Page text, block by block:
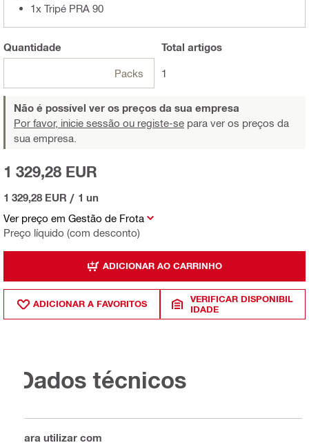
1x Tripé PRA 90
Quantidade
Packs
Total artigos
1
Não é possível ver os preços da sua empresa
Por favor, inicie sessão ou registe-se para ver os preços da
sua empresa.
Ver preço em Gestão de Frota
Preço líquido (com desconto)
1 329,28 EUR
1 329,28 EUR / 1 un
ADICIONAR AO CARRINHO
ADICIONAR A FAVORITOS
VERIFICAR DISPONIBIL
IDADE
Dados técnicos
Para utilizar com